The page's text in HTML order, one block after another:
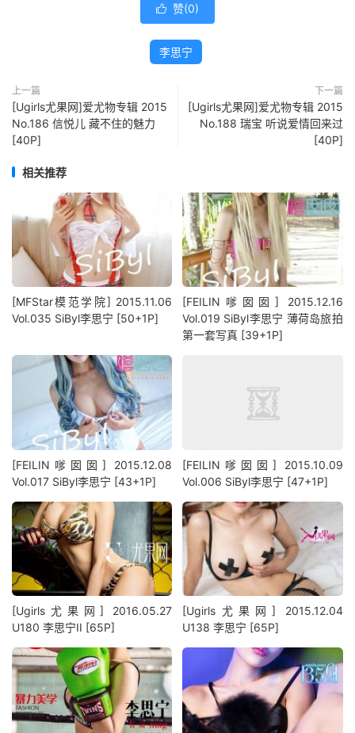
 赞(0)
李思宁
上一篇
[Ugirls尤果网]爱尤物专辑 2015
No.186 信悦儿 藏不住的魅力
[40P]
下一篇
[Ugirls尤果网]爱尤物专辑 2015
No.188 瑞宝 听说爱情回来过
[40P]
相关推荐
[MFStar模范学院] 2015.11.06
Vol.035 SiByl李思宁 [50+1P]
[FEILIN嗲囡囡] 2015.12.16
Vol.019 SiByl李思宁 薄荷岛旅拍
第一套写真 [39+1P]
[FEILIN嗲囡囡] 2015.12.08
Vol.017 SiByl李思宁 [43+1P]
[FEILIN嗲囡囡] 2015.10.09
Vol.006 SiByl李思宁 [47+1P]
[Ugirls尤果网] 2016.05.27
U180 李思宁II [65P]
[Ugirls尤果网] 2015.12.04
U138 李思宁 [65P]